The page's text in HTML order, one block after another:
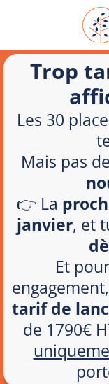
Trop
Les 30
Mais pas
👉 La
janvier, et
Et
engagement,
tarif de
de 1790€